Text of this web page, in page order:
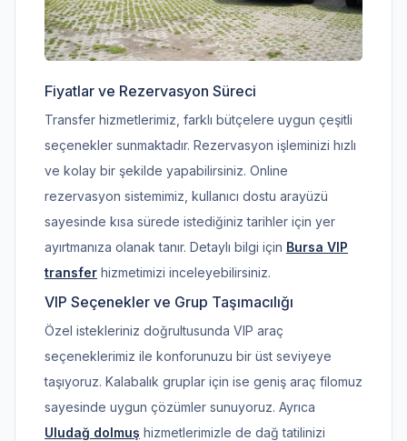
Fiyatlar ve Rezervasyon Süreci
Transfer hizmetlerimiz, farklı bütçelere uygun çeşitli
seçenekler sunmaktadır. Rezervasyon işleminizi hızlı
ve kolay bir şekilde yapabilirsiniz. Online
rezervasyon sistemimiz, kullanıcı dostu arayüzü
sayesinde kısa sürede istediğiniz tarihler için yer
ayırtmanıza olanak tanır. Detaylı bilgi için Bursa VIP
transfer hizmetimizi inceleyebilirsiniz.
VIP Seçenekler ve Grup Taşımacılığı
Özel istekleriniz doğrultusunda VIP araç
seçeneklerimiz ile konforunuzu bir üst seviyeye
taşıyoruz. Kalabalık gruplar için ise geniş araç filomuz
sayesinde uygun çözümler sunuyoruz. Ayrıca
Uludağ dolmuş hizmetlerimizle de dağ tatilinizi